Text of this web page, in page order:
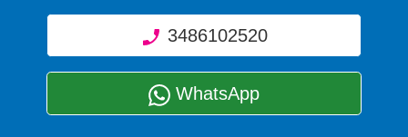
3486102520
WhatsApp